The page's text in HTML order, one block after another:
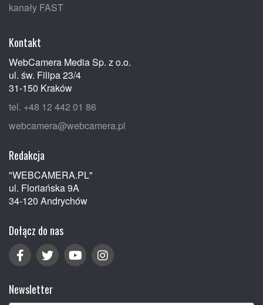
kanały FAST
Kontakt
WebCamera Media Sp. z o.o.
ul. św. Filipa 23/4
31-150 Kraków
tel. +48 12 442 01 86
webcamera@webcamera.pl
Redakcja
"WEBCAMERA.PL"
ul. Floriańska 9A
34-120 Andrychów
Dołącz do nas
Newsletter